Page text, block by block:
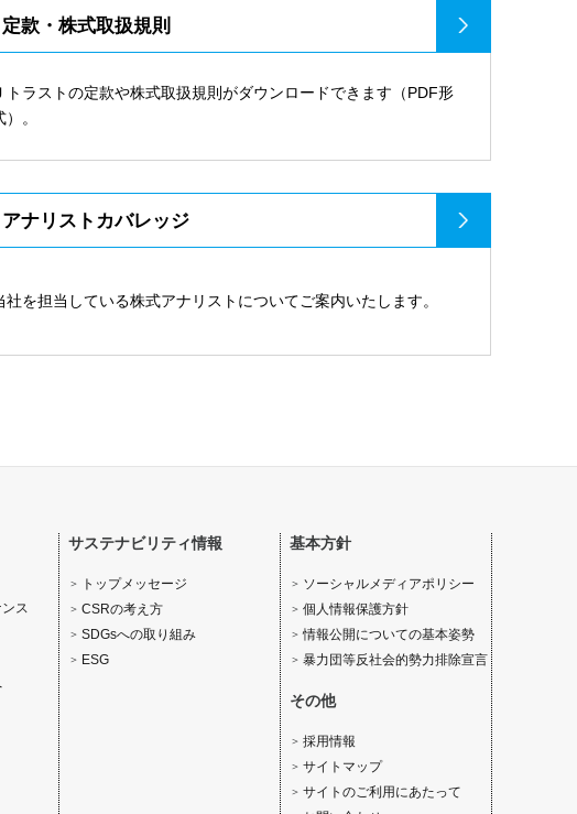
定款・株式取扱規則
Ｊトラストの定款や株式取扱規則がダウンロードできます（PDF形
）。
アナリストカバレッジ
社を担当している株式アナリストについてご案内いたします。
ス
サステナビリティ情報
トップメッセージ
CSRの考え方
SDGsへの取り組み
ESG
基本方針
ソーシャルメディアポリシー
個人情報保護方針
情報公開についての基本姿勢
暴力団等反社会的勢力排除宣言
その他
採用情報
サイトマップ
サイトのご利用にあたって